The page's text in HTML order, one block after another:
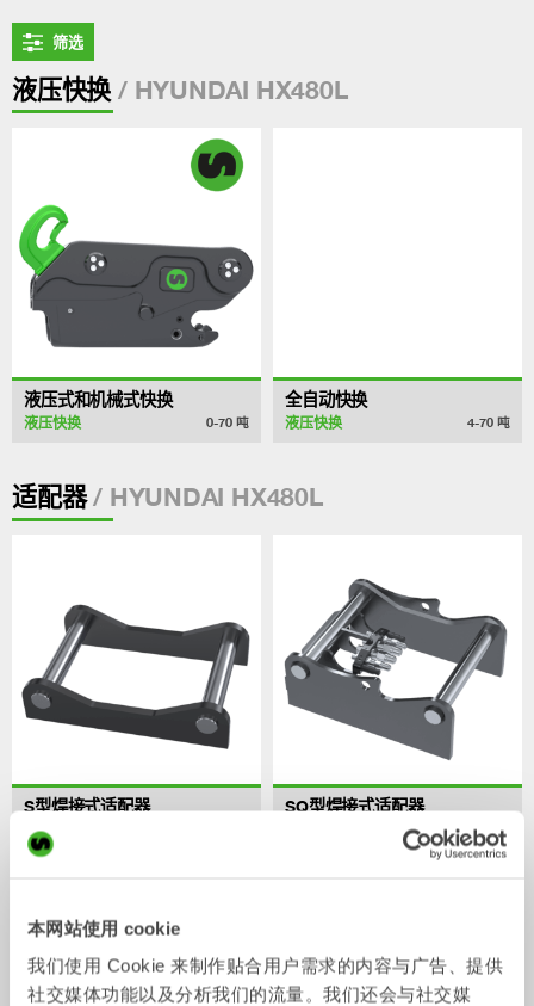
本网站使用 cookie
我们使用 Cookie 来制作贴合用户需求的内容与广告、提供
社交媒体功能以及分析我们的流量。我们还会与社交媒
筛选
液压快换 / HYUNDAI HX480L
液压式和机械式快换
液压快换 0-70 吨
全自动快换
液压快换 4-70 吨
适配器/ HYUNDAI HX480L
S型焊接式适配器
适配器
SQ型焊接式适配器
3-70 吨